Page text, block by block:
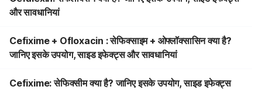
और सावधानियां
Cefixime + Ofloxacin : सेफिक्साइम + ओफ्लॉक्सासिन क्या है?
जानिए इसके उपयोग, साइड इफेक्ट्स और सावधानियां
Cefixime: सेफिक्सीम क्या है? जानिए इसके उपयोग, साइड इफेक्ट्स